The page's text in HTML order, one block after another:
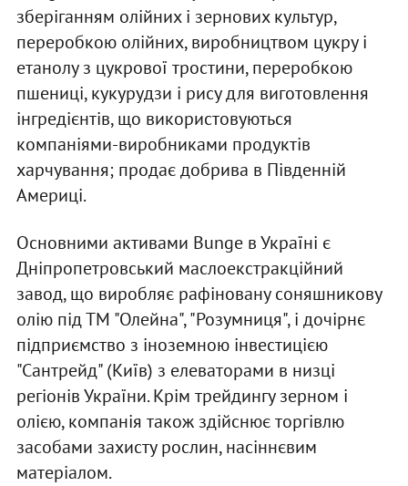
зберіганням олійних і зернових культур,
переробкою олійних, виробництвом цукру і
етанолу з цукрової тростини, переробкою
пшениці, кукурудзи і рису для виготовлення
інгредієнтів, що використовуються
компаніями-виробниками продуктів
харчування; продає добрива в Південній
Америці.
Основними активами Bunge в Україні є
Дніпропетровський маслоекстракційний
завод, що виробляє рафіновану соняшникову
олію під ТМ "Олейна", "Розумниця", і дочірнє
підприємство з іноземною інвестицією
"Сантрейд" (Київ) з елеваторами в низці
регіонів України. Крім трейдингу зерном і
олією, компанія також здійснює торгівлю
засобами захисту рослин, насіннєвим
матеріалом.